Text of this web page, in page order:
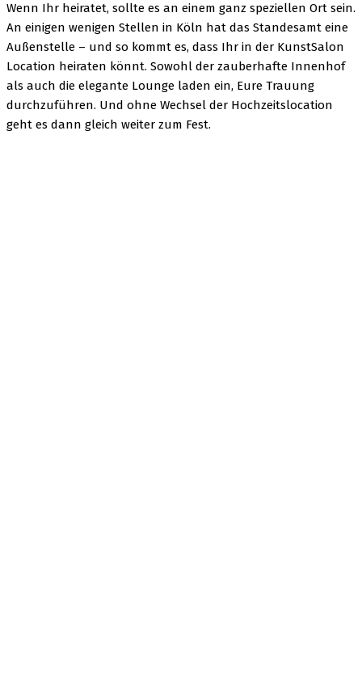
Wenn Ihr heiratet, sollte es an einem ganz speziellen Ort sein.
An einigen wenigen Stellen in Köln hat das Standesamt eine
Außenstelle – und so kommt es, dass Ihr in der KunstSalon
Location heiraten könnt. Sowohl der zauberhafte Innenhof
als auch die elegante Lounge laden ein, Eure Trauung
durchzuführen. Und ohne Wechsel der Hochzeitslocation
geht es dann gleich weiter zum Fest.